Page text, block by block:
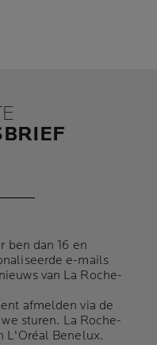
ben dan 16 en
e-mails
van La Roche-
afmelden via de
sturen. La Roche-
L'Oréal Benelux.